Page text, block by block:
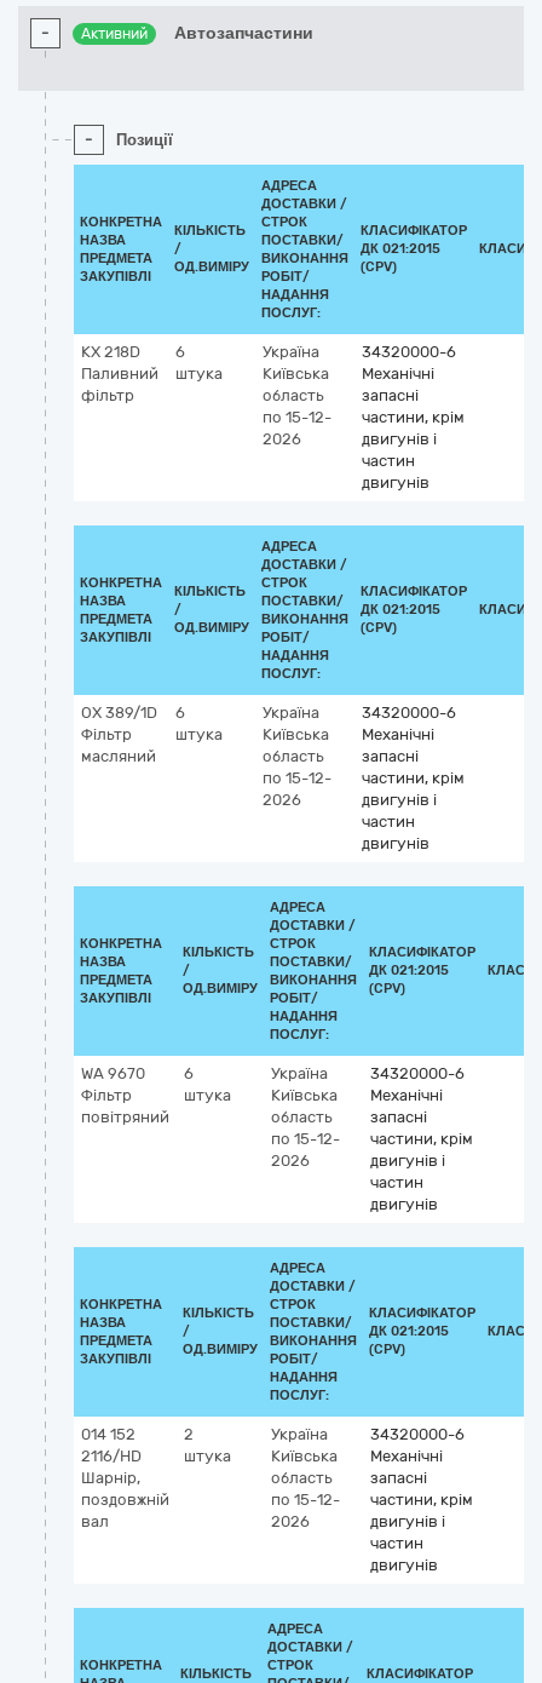
- Активний Автозапчастини
- Позиції
КОНКРЕТНА
НАЗВА
ПРЕДМЕТА
ЗАКУПІВЛІ
КІЛЬКІСТЬ
/
ОД.ВИМІРУ
АДРЕСА
ДОСТАВКИ /
СТРОК
ПОСТАВКИ/
ВИКОНАННЯ
РОБІТ/
НАДАННЯ
ПОСЛУГ:
КЛАСИФІКАТОР
ДК 021:2015
(CPV)
KX 218D
Паливний
фільтр
6
штука
Україна
Київська
область
по 15-12-
2026
34320000-6
Механічні
запасні
частини, крім
двигунів і
частин
двигунів
КОНКРЕТНА
НАЗВА
ПРЕДМЕТА
ЗАКУПІВЛІ
КІЛЬКІСТЬ
/
ОД.ВИМІРУ
АДРЕСА
ДОСТАВКИ /
СТРОК
ПОСТАВКИ/
ВИКОНАННЯ
РОБІТ/
НАДАННЯ
ПОСЛУГ:
КЛАСИФІКАТОР
ДК 021:2015
(CPV)
OX 389/1D
Фільтр
масляний
6
штука
Україна
Київська
область
по 15-12-
2026
34320000-6
Механічні
запасні
частини, крім
двигунів і
частин
двигунів
КОНКРЕТНА
НАЗВА
ПРЕДМЕТА
ЗАКУПІВЛІ
КІЛЬКІСТЬ
/
ОД.ВИМІРУ
АДРЕСА
ДОСТАВКИ /
СТРОК
ПОСТАВКИ/
ВИКОНАННЯ
РОБІТ/
НАДАННЯ
ПОСЛУГ:
КЛАСИФІКАТОР
ДК 021:2015
(CPV)
WA 9670
Фільтр
повітряний
6
штука
Україна
Київська
область
по 15-12-
2026
34320000-6
Механічні
запасні
частини, крім
двигунів і
частин
двигунів
КОНКРЕТНА
НАЗВА
ПРЕДМЕТА
ЗАКУПІВЛІ
КІЛЬКІСТЬ
/
ОД.ВИМІРУ
АДРЕСА
ДОСТАВКИ /
СТРОК
ПОСТАВКИ/
ВИКОНАННЯ
РОБІТ/
НАДАННЯ
ПОСЛУГ:
КЛАСИФІКАТОР
ДК 021:2015
(CPV)
014 152
2116/HD
Шарнір,
поздовжній
вал
2
штука
Україна
Київська
область
по 15-12-
2026
34320000-6
Механічні
запасні
частини, крім
двигунів і
частин
двигунів
КОНКРЕТНА
КІЛЬКІСТЬ
АДРЕСА
ДОСТАВКИ /
СТРОК
КЛАСИФІКАТОР